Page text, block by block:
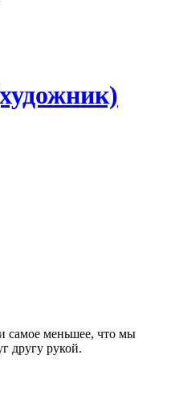
другу рукой.